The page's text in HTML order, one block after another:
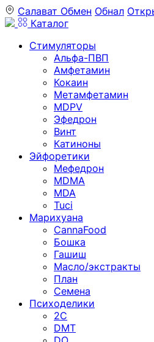
Салават Обмен Обнал
Каталог
Стимуляторы
Альфа-ПВП
Амфетамин
Кокаин
Метамфетамин
MDPV
Эфедрон
Винт
Катиноны
Эйфоретики
Мефедрон
MDMA
MDA
Tuci
Марихуана
CannaFood
Бошка
Гашиш
Масло/экстракты
План
Семена
Психоделики
2C
DMT